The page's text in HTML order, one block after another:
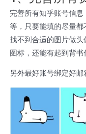
完善所有知乎账号信
等，只要能填的尽量
找不到合适的图片做
图标，还能有起到背书
另外最好账号绑定好邮